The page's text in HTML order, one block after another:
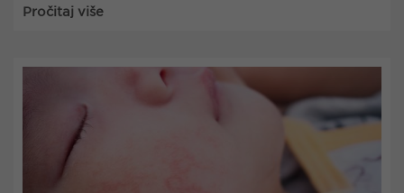
Pročitaj više